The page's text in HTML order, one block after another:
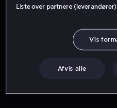
Liste over partnere (leverandører)
Vis
Afvis alle